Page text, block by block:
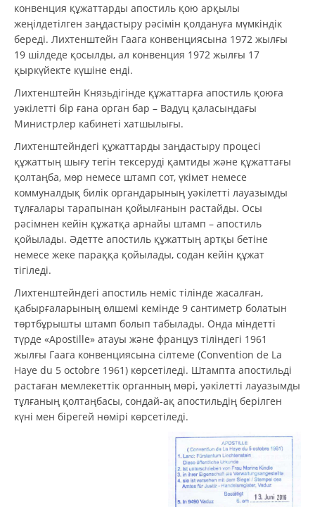
конвенция құжаттарды апостиль қою арқылы
жеңілдетілген заңдастыру рәсімін қолдануға мүмкіндік
береді. Лихтенштейн Гаага конвенциясына 1972 жылғы
19 шілдеде қосылды, ал конвенция 1972 жылғы 17
қыркүйекте күшіне енді.
Лихтенштейн Князьдігінде құжаттарға апостиль қоюға
уәкілетті бір ғана орган бар – Вадуц қаласындағы
Министрлер кабинеті хатшылығы.
Лихтенштейндегі құжаттарды заңдастыру процесі
құжаттың шығу тегін тексеруді қамтиды және құжаттағы
қолтаңба, мөр немесе штамп сот, үкімет немесе
коммуналдық билік органдарының уәкілетті лауазымды
тұлғалары тарапынан қойылғанын растайды. Осы
рәсімнен кейін құжатқа арнайы штамп – апостиль
қойылады. Әдетте апостиль құжаттың артқы бетіне
немесе жеке параққа қойылады, содан кейін құжат
тігіледі.
Лихтенштейндегі апостиль неміс тілінде жасалған,
қабырғаларының өлшемі кемінде 9 сантиметр болатын
төртбұрышты штамп болып табылады. Онда міндетті
түрде «Apostille» атауы және француз тіліндегі 1961
жылғы Гаага конвенциясына сілтеме (Convention de La
Haye du 5 octobre 1961) көрсетіледі. Штампта апостильді
растаған мемлекеттік органның мөрі, уәкілетті лауазымды
тұлғаның қолтаңбасы, сондай-ақ апостильдің берілген
күні мен бірегей нөмірі көрсетіледі.